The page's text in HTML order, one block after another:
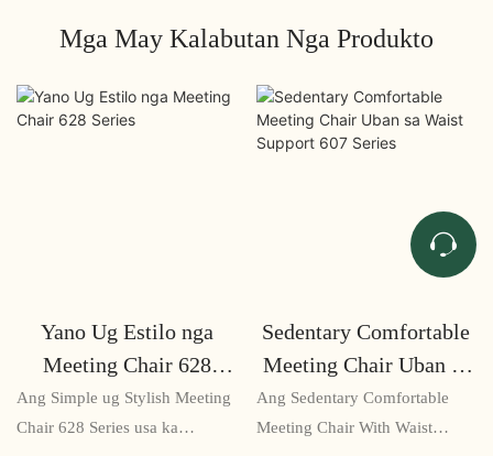
Mga May Kalabutan Nga Produkto
Yano Ug Estilo nga
Meeting Chair 628
Series
Ang Simple ug Stylish Meeting
Chair 628 Series usa ka
Sedentary Comfortable
Meeting Chair Uban sa
Waist Support 607
Series
Ang Sedentary Comfortable
Meeting Chair With Waist